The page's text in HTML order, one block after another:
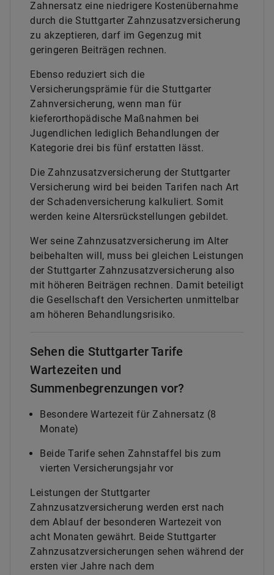
Zahnersatz eine niedrigere Kostenübernahme
durch die Stuttgarter Zahnzusatzversicherung
zu akzeptieren, darf im Gegenzug mit
geringeren Beiträgen rechnen.
Ebenso reduziert sich die
Versicherungsprämie für die Stuttgarter
Zahnversicherung, wenn man für
kieferorthopädische Maßnahmen bei
Jugendlichen lediglich Behandlungen der
Kategorie drei bis fünf erstatten lässt.
Die Zahnzusatzversicherung der Stuttgarter
Versicherung wird bei beiden Tarifen nach Art
der Schadenversicherung kalkuliert. Somit
werden keine Altersrückstellungen gebildet.
Wer seine Zahnzusatzversicherung im Alter
beibehalten will, muss bei gleichen Leistungen
der Stuttgarter Zahnzusatzversicherung also
mit höheren Beiträgen rechnen. Damit beteiligt
die Gesellschaft den Versicherten unmittelbar
am höheren Behandlungsrisiko.
Sehen die Stuttgarter Tarife
Wartezeiten und
Summenbegrenzungen vor?
Besondere Wartezeit für Zahnersatz (8
Monate)
Beide Tarife sehen Zahnstaffel bis zum
vierten Versicherungsjahr vor
Leistungen der Stuttgarter
Zahnzusatzversicherung werden erst nach
dem Ablauf der besonderen Wartezeit von
acht Monaten gewährt. Beide Stuttgarter
Zahnzusatzversicherungen sehen während der
ersten vier Jahre nach dem